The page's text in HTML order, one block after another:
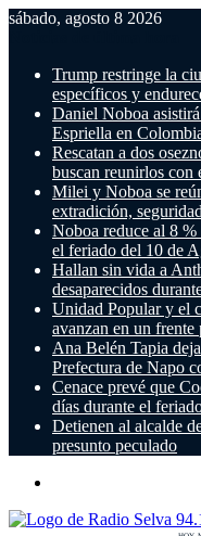
sábado, agosto 8 2026
Trump restringe la
específicos y
Daniel Noboa
Espriella en
Rescatan a dos
buscan reunirlos con
Milei y Noboa se
extradición,
Noboa reduce al 8
el feriado del 10 de
Hallan sin vida a
desaparecidos
Unidad Popular y el
avanzan en un
Ana Belén Tapia
Prefectura de Napo
Cenace prevé que
días durante el
Detienen al alcalde
presunto peculado